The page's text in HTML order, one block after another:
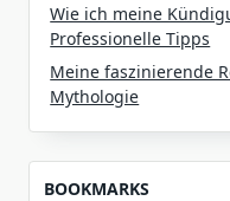
Wie ich meine
Professionelle Tipps
Meine faszinierende
Mythologie
BOOKMARKS